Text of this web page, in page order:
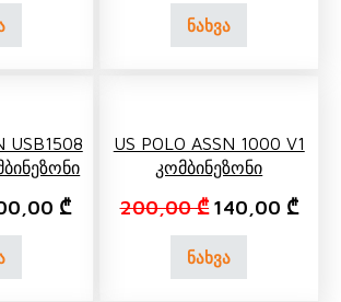
ნახვა
USB1508
price was: 150,00 ₾.
₾Current price is: 100,00 ₾.
US POLO ASSN 1000 V1
Კომბინეზონი
200,00₾ Original price
140,00 ₾
ნახვა